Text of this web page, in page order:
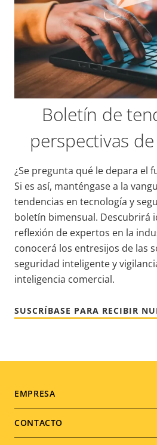
Boletín de
perspectivas
¿Se pregunta qué le depara el
Si es así, manténgase a la
tendencias en tecnología y
boletín bimensual. Descubrirá
reflexión de expertos en la
conocerá los entresijos de las
seguridad inteligente y
inteligencia comercial.
SUSCRÍBASE PARA RECIBIR
Footer
menu
EMPRESA
CONTACTO